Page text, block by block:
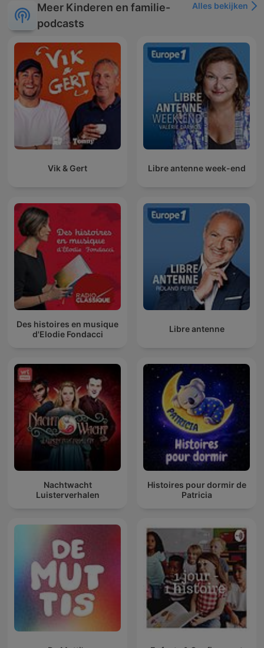
Meer Kinderen en familie-
podcasts
Alles bekijken
Vik & Gert Libre antenne week-end
Des histoires en musique
d'Elodie Fondacci
Libre antenne
Nachtwacht
Luisterverhalen
Histoires pour dormir de
Patricia